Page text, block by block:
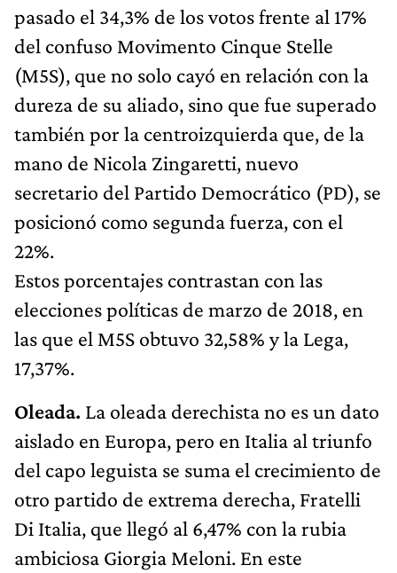
pasado el 34,3% de los votos frente al 17%
del confuso Movimento Cinque Stelle
(M5S), que no solo cayó en relación con la
dureza de su aliado, sino que fue superado
también por la centroizquierda que, de la
mano de Nicola Zingaretti, nuevo
secretario del Partido Democrático (PD), se
posicionó como segunda fuerza, con el
22%.
Estos porcentajes contrastan con las
elecciones políticas de marzo de 2018, en
las que el M5S obtuvo 32,58% y la Lega,
17,37%.
Oleada. La oleada derechista no es un dato
aislado en Europa, pero en Italia al triunfo
del capo leguista se suma el crecimiento de
otro partido de extrema derecha, Fratelli
Di Italia, que llegó al 6,47% con la rubia
ambiciosa Giorgia Meloni. En este